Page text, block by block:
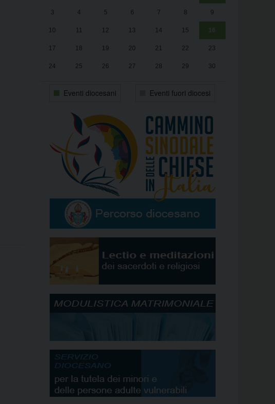
3 4 5 6 7 8 9
10 11 12 13 14 15 16
17 18 19 20 21 22 23
24 25 26 27 28 29 30
Eventi diocesani Eventi fuori diocesi